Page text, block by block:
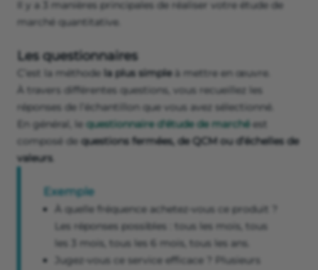
Il y a 3 manières principales de réaliser votre étude de
marché quantitative.
Les questionnaires
C’est la méthode la plus simple à mettre en œuvre.
À travers différentes questions, vous recueillez les
réponses de l’échantillon que vous avez sélectionné.
En général, le questionnaire d'étude de marchéest
composé de questions fermées, de QCM ou d’échelles de
valeurs.
Exemple
À quelle fréquence achetez-vous ce produit ?
Les réponses possibles : tous les mois, tous
les 3 mois, tous les 6 mois, tous les ans.
Jugez-vous ce service efficace ? Plusieurs